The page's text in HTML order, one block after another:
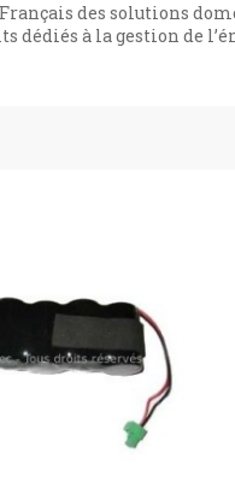
des solutions
dédiés à la gestion de